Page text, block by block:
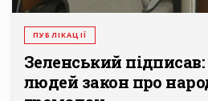
ПУБЛІКАЦІЇ
Зеленський
людей закон про